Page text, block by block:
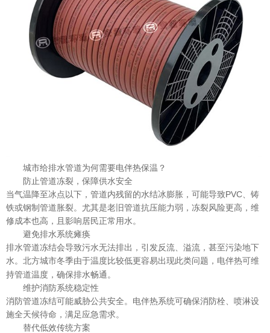
城市给排水管道为何需要电伴热保温？
防止管道冻裂，保障供水安全
当气温降至冰点以下，管道内残留的水结冰膨胀，可能导致PVC、铸
铁或钢制管道胀裂。尤其是老旧管道抗压能力弱，冻裂风险更高，维
修成本也高，且影响居民正常用水。
避免排水系统瘫痪
排水管道冻结会导致污水无法排出，引发反流、溢流，甚至污染地下
水。北方城市冬季由于温度比较低更容易出现此类问题， 电伴热可维
持管道温度，确保排水畅通。
维护消防系统稳定性
消防管道冻结可能威胁公共安全。电伴热系统可确保消防栓、喷淋设
施全天候待命，满足应急需求。
替代低效传统方案